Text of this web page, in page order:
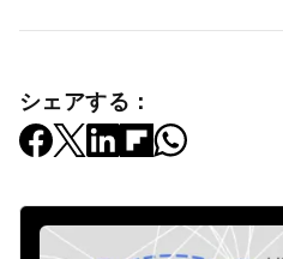
シェアする：